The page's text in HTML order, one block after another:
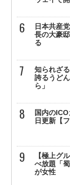
日本共産
長の大豪
る
知られざ
誇るうど
ら」
国内の
日更新【
【極上グ
べ放題「
が女性